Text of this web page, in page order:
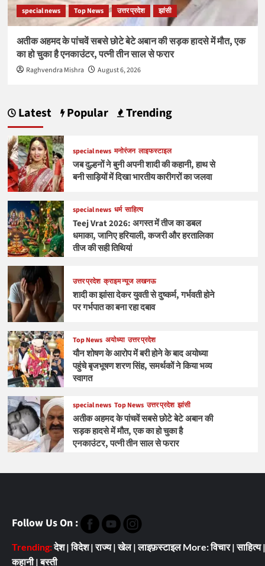
special news Top News उत्तर प्रदेश झांसी
अतीक अहमद के पांचवें सबसे छोटे बेटे अबान की सड़क हादसे में मौत, एक
का हो चुका है एनकाउंटर, पत्नी तीन साल से फरार
Raghvendra Mishra August 6, 2026
Latest Popular Trending
special news मनोरंजन लाइफस्टाइल
जब दुल्हनों ने बुनी अपनी शादी की कहानी, हाथ से
बनी साड़ियों में दिखा भारतीय कारीगरों का जलवा
special news धर्म साहित्य
Teej Vrat 2026: अगस्त में तीज का डबल
धमाका, जानिए हरियाली, कजरी और हरतालिका
तीज की सही तिथियां
उत्तर प्रदेश क्राइम न्यूज लखनऊ
शादी का झांसा देकर युवती से दुष्कर्म, गर्भवती होने
पर गर्भपात का बना रहा दबाव
Top News अयोध्या उत्तर प्रदेश
यौन शोषण के आरोप में बरी होने के बाद अयोध्या
पहुंचे बृजभूषण शरण सिंह, समर्थकों ने किया भव्य
स्वागत
special news Top News उत्तर प्रदेश झांसी
अतीक अहमद के पांचवें सबसे छोटे बेटे अबान की
सड़क हादसे में मौत, एक का हो चुका है
एनकाउंटर, पत्नी तीन साल से फरार
Follow Us On :
Trending:देश|विदेश|राज्य|खेल|लाइफ़स्टाइल More:विचार|साहित्य|
कहानी|बस्ती